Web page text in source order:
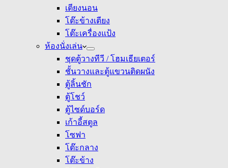
เตียงนอน
โต๊ะข้างเตียง
โต๊ะเครื่องแป้ง
ห้องนั่งเล่น
ชุดตู้วางทีวี / โฮมเธียเตอร์
ชั้นวางและตู้แขวนติดผนัง
ตู้ลิ้นชัก
ตู้โชว์
ตู้ไซด์บอร์ด
เก้าอี้สตูล
โซฟา
โต๊ะกลาง
โต๊ะข้าง